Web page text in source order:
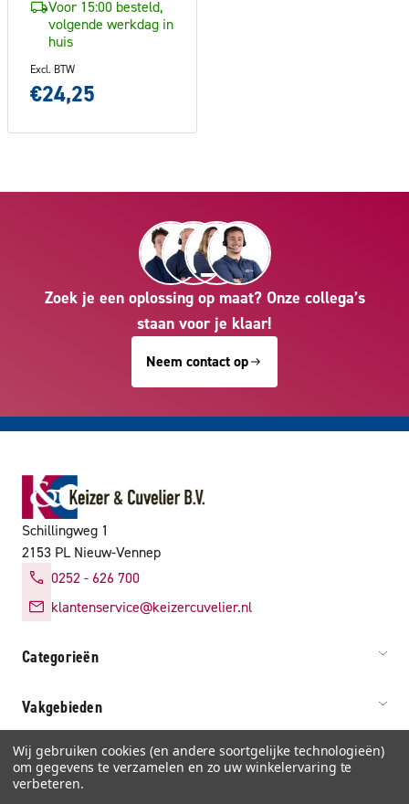
Voor 15:00 besteld,
volgende werkdag in
huis
Excl. BTW
€24,25
Zoek je een oplossing op maat? Onze collega’s
staan voor je klaar!
Neem contact op
Schillingweg 1
2153 PL Nieuw-Vennep
0252 - 626 700
klantenservice@keizercuvelier.nl
Categorieën
Vakgebieden
Service & info
Wij gebruiken cookies (en andere soortgelijke technologieën)
om gegevens te verzamelen en zo uw winkelervaring te
verbeteren.